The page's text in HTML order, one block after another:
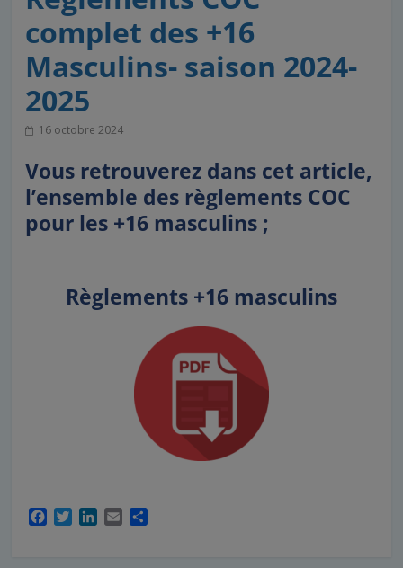
complet des +16
Masculins- saison 2024-
2025
16 octobre 2024
Vous retrouverez dans cet article,
l’ensemble des règlements COC
pour les +16 masculins ;
Règlements +16 masculins
T